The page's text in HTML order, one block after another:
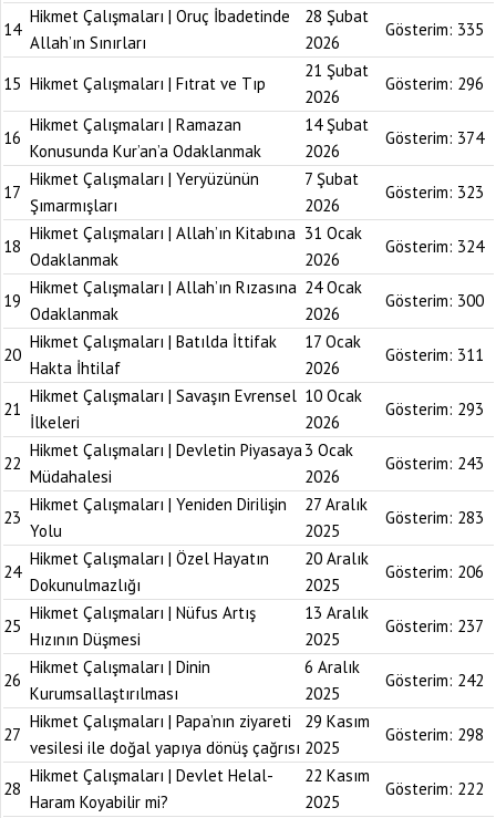
14
Hikmet Çalışmaları | Oruç İbadetinde
Allah’ın Sınırları
28 Şubat
2026
Gösterim: 335
15 Hikmet Çalışmaları | Fıtrat ve Tıp
21 Şubat
2026
Gösterim: 296
16
Hikmet Çalışmaları | Ramazan
Konusunda Kur’an’a Odaklanmak
14 Şubat
2026
Gösterim: 374
17
Hikmet Çalışmaları | Yeryüzünün
Şımarmışları
7 Şubat
2026
Gösterim: 323
18
Hikmet Çalışmaları | Allah’ın Kitabına
Odaklanmak
31 Ocak
2026
Gösterim: 324
19
Hikmet Çalışmaları | Allah’ın Rızasına
Odaklanmak
24 Ocak
2026
Gösterim: 300
20
Hikmet Çalışmaları | Batılda İttifak
Hakta İhtilaf
17 Ocak
2026
Gösterim: 311
21
Hikmet Çalışmaları | Savaşın Evrensel
İlkeleri
10 Ocak
2026
Gösterim: 293
22
Hikmet Çalışmaları | Devletin Piyasaya
Müdahalesi
3 Ocak
2026
Gösterim: 243
23
Hikmet Çalışmaları | Yeniden Dirilişin
Yolu
27 Aralık
2025
Gösterim: 283
24
Hikmet Çalışmaları | Özel Hayatın
Dokunulmazlığı
20 Aralık
2025
Gösterim: 206
25
Hikmet Çalışmaları | Nüfus Artış
Hızının Düşmesi
13 Aralık
2025
Gösterim: 237
26
Hikmet Çalışmaları | Dinin
Kurumsallaştırılması
6 Aralık
2025
Gösterim: 242
27
Hikmet Çalışmaları | Papa’nın ziyareti
vesilesi ile doğal yapıya dönüş çağrısı
29 Kasım
2025
Gösterim: 298
28
Hikmet Çalışmaları | Devlet Helal-
Haram Koyabilir mi?
22 Kasım
2025
Gösterim: 222